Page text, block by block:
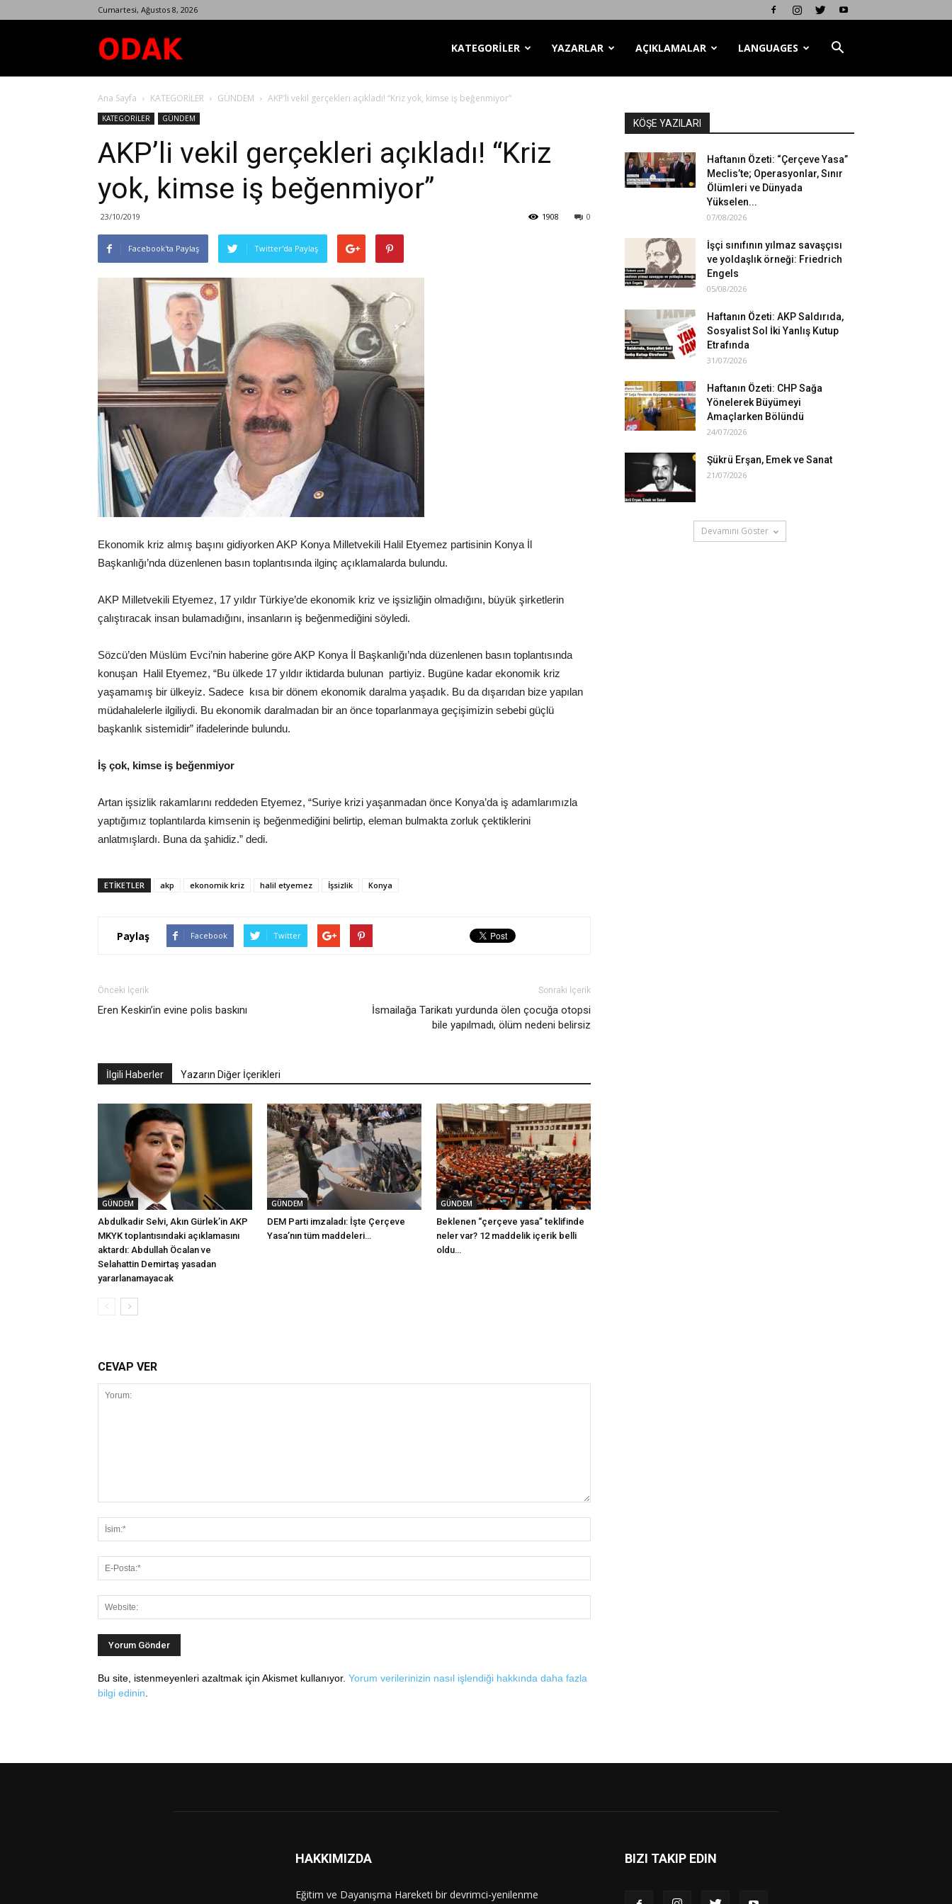
Cumartesi, Ağustos 8, 2026
Dergisi
KATEGORİLER YAZARLAR AÇIKLAMALAR LANGUAGES
Ana Sayfa KATEGORİLER GÜNDEM AKP’li vekil gerçekleri açıkladı! “Kriz yok, kimse iş beğenmiyor”
KATEGORİLER GÜNDEM
AKP’li vekil gerçekleri açıkladı! “Kriz
yok, kimse iş beğenmiyor”
23/10/2019 0
1908
Facebook'ta Paylaş Twitter'da Paylaş
Ekonomik kriz almış başını gidiyorken AKP Konya Milletvekili Halil Etyemez partisinin Konya İl
Başkanlığı’nda düzenlenen basın toplantısında ilginç açıklamalarda bulundu.
AKP Milletvekili Etyemez, 17 yıldır Türkiye’de ekonomik kriz ve işsizliğin olmadığını, büyük şirketlerin
çalıştıracak insan bulamadığını, insanların iş beğenmediğini söyledi.
Sözcü’den Müslüm Evci’nin haberine göre AKP Konya İl Başkanlığı’nda düzenlenen basın toplantısında
konuşan Halil Etyemez, “Bu ülkede 17 yıldır iktidarda bulunan partiyiz. Bugüne kadar ekonomik kriz
yaşamamış bir ülkeyiz. Sadece kısa bir dönem ekonomik daralma yaşadık. Bu da dışarıdan bize yapılan
müdahalelerle ilgiliydi. Bu ekonomik daralmadan bir an önce toparlanmaya geçişimizin sebebi güçlü
başkanlık sistemidir” ifadelerinde bulundu.
İş çok, kimse iş beğenmiyor
Artan işsizlik rakamlarını reddeden Etyemez, “Suriye krizi yaşanmadan önce Konya’da iş adamlarımızla
yaptığımız toplantılarda kimsenin iş beğenmediğini belirtip, eleman bulmakta zorluk çektiklerini
anlatmışlardı. Buna da şahidiz.” dedi.
ETIKETLER akp ekonomik kriz halil etyemez İşsizlik Konya
Paylaş Facebook Twitter
Önceki İçerik
Eren Keskin’in evine polis baskını
Sonraki İçerik
İsmailağa Tarikatı yurdunda ölen çocuğa otopsi
bile yapılmadı, ölüm nedeni belirsiz
İlgili Haberler Yazarın Diğer İçerikleri
GÜNDEM
Abdulkadir Selvi, Akın Gürlek’in AKP
MKYK toplantısındaki açıklamasını
aktardı: Abdullah Öcalan ve
Selahattin Demirtaş yasadan
yararlanamayacak
GÜNDEM
DEM Parti imzaladı: İşte Çerçeve
Yasa’nın tüm maddeleri…
GÜNDEM
Beklenen “çerçeve yasa” teklifinde
neler var? 12 maddelik içerik belli
oldu…
CEVAP VER
Bu site, istenmeyenleri azaltmak için Akismet kullanıyor. Yorum verilerinizin nasıl işlendiği hakkında daha fazla
bilgi edinin
KÖŞE YAZILARI
Haftanın Özeti: “Çerçeve Yasa”
Meclis’te; Operasyonlar, Sınır
Ölümleri ve Dünyada
Yükselen...
07/08/2026
İşçi sınıfının yılmaz savaşçısı
ve yoldaşlık örneği: Friedrich
Engels
05/08/2026
Haftanın Özeti: AKP Saldırıda,
Sosyalist Sol İki Yanlış Kutup
Etrafında
31/07/2026
Haftanın Özeti: CHP Sağa
Yönelerek Büyümeyi
Amaçlarken Bölündü
24/07/2026
Şükrü Erşan, Emek ve Sanat
21/07/2026
Devamını Göster
HAKKIMIZDA
Eğitim ve Dayanışma Hareketi bir devrimci-yenilenme
BIZI TAKIP EDIN